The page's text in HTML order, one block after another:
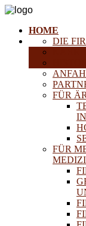
HOME
DIE
FÜR
FÜR